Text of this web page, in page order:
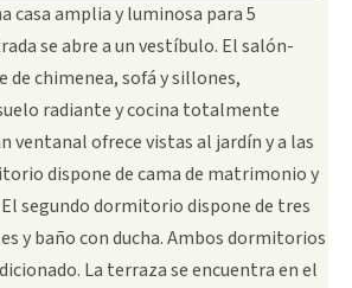
casa amplia y luminosa para 5
se abre a un vestíbulo. El salón-
de chimenea, sofá y sillones,
radiante y cocina totalmente
ventanal ofrece vistas al jardín y a las
dispone de cama de matrimonio y
segundo dormitorio dispone de tres
y baño con ducha. Ambos dormitorios
La terraza se encuentra en el